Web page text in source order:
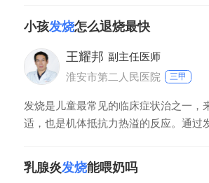
代谢的增高，营养消耗增高，此时可以
时积极的查找发热的原因，明确是感冒
染等，并针对病因进行治疗。
小孩发烧怎么退烧最快
王耀邦 副主任医师
淮安市第二人民医院
三甲
发烧是儿童最常见的临床症状治之一，
适，也是机体抵抗力热溢的反应。通过
细胞的吞噬活性和增加机体的抗病能力
物理降温，物理降温包括衣服解开，促
乳腺炎发烧能喂奶吗